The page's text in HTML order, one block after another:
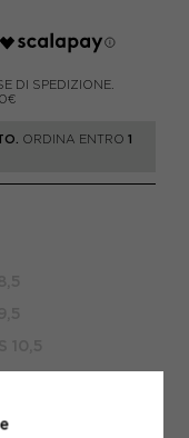
DI SPEDIZIONE.
ORDINA ENTRO 1